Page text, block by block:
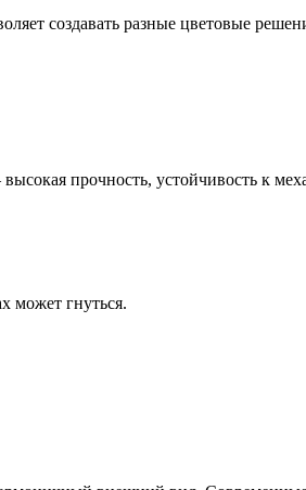
создавать разные цветовые
прочность, устойчивость к
может гнуться.